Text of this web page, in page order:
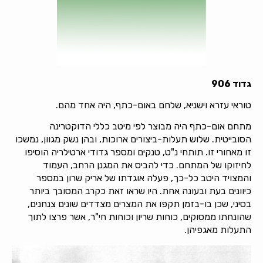
גדוד 906
טוראי עזרא וישניא, שלחם באום-כתף, היה אחד מהם.
מתחם אום-כתף היה מבוצר לפי מיטב כללי הדוקטרינה
הסובייטית. שלוש תעלות-ביצורים ארוכות, ובהן נשק מגוון, נמשכו
זו מאחורי זו. תותחי נ"ט, טנקים ומספר גדודי ארטילריה הוסיפו
לחיזוקו של המתחם. כדי להביס את המגנן הרחב, העמוד
והמצויד היטב כל-כך, פעלה אוגדתו של אריק שרון במספר
כיוונים בעת ובעונה אחת. היו שראו זאת כקרב המסובך ביותר
בסיני, שכן בו-בזמן תקפו את המצרים מצדדים שונים צנחנים,
שהונחתו ממסוקים, כוחות שריון וכוחות חי"ר, אשר פרצו לתוך
התעלות מאגפיהן.